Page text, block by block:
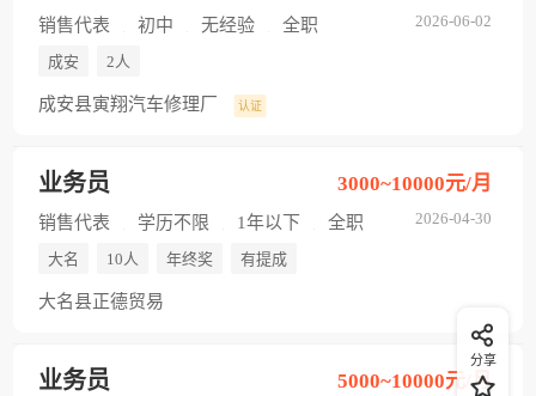
2026-06-02
销售代表 初中 无经验 全职
成安 2人
成安县寅翔汽车修理厂 认证
业务员
2026-04-30
3000~10000元/月
销售代表 学历不限 1年以下 全职
大名 10人 年终奖 有提成
大名县正德贸易
业务员 5000~10000元/月
分享